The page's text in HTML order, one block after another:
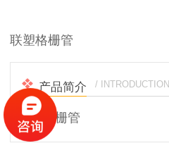
联塑格栅管
产品简介 / INTRODUCTION
联塑格栅管